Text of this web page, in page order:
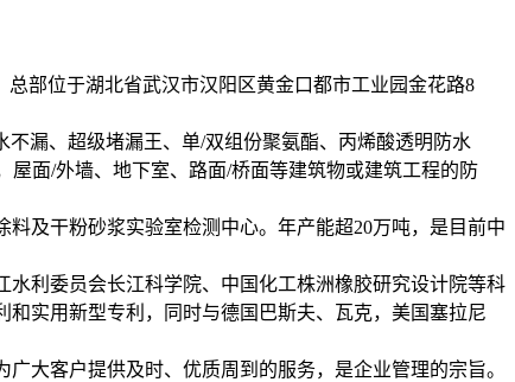
部位于湖北省武汉市汉阳区黄金口都市工业园金花路8
漏、超级堵漏王、单/双组份聚氨酯、丙烯酸透明防水
面/外墙、地下室、路面/桥面等建筑物或建筑工程的防
及干粉砂浆实验室检测中心。年产能超20万吨，是目前中
利委员会长江科学院、中国化工株洲橡胶研究设计院等科
实用新型专利，同时与德国巴斯夫、瓦克，美国塞拉尼
大客户提供及时、优质周到的服务，是企业管理的宗旨。